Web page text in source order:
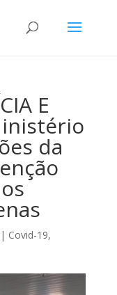
E
da
| Covid-19,